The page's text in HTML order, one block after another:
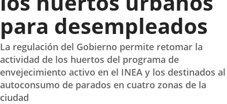
para desempleados
La regulación del Gobierno permite retomar la
actividad de los huertos del programa de
envejecimiento activo en el INEA y los destinados al
autoconsumo de parados en cuatro zonas de la
ciudad